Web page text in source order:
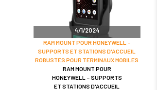
4/1/2024
RAM MOUNT POUR HONEYWELL –
SUPPORTS ET STATIONS D'ACCUEIL
ROBUSTES POUR TERMINAUX MOBILES
RAM MOUNT POUR
HONEYWELL – SUPPORTS
ET STATIONS D'ACCUEIL